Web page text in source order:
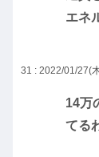
エネ
31 : 2022/01/27(
14万
てる